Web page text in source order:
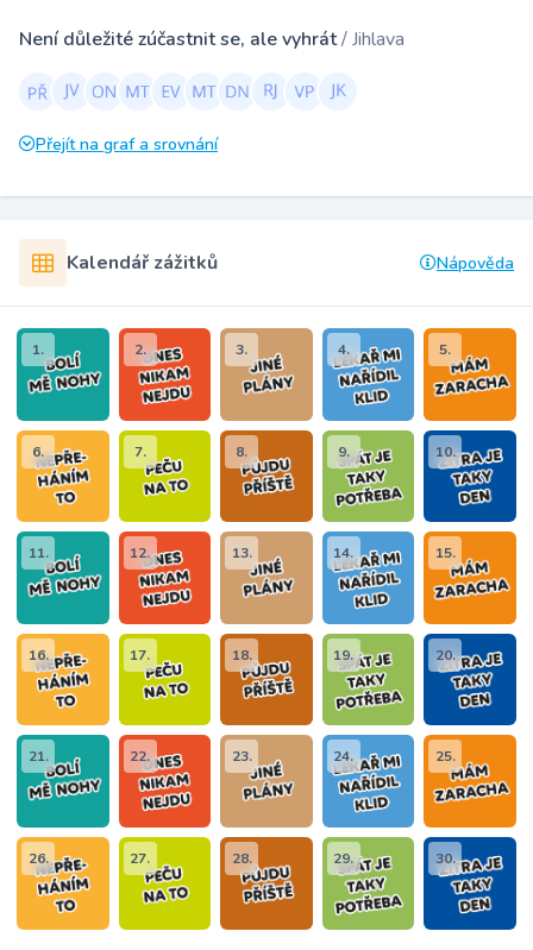
Není důležité zúčastnit se, ale vyhrát/ Jihlava
Přejít na graf a srovnání
Kalendář zážitků Nápověda
1. 2. 3. 4. 5.
6. 7. 8. 9. 10.
11. 12. 13. 14. 15.
16. 17. 18. 19. 20.
21. 22. 23. 24. 25.
26. 27. 28. 29. 30.